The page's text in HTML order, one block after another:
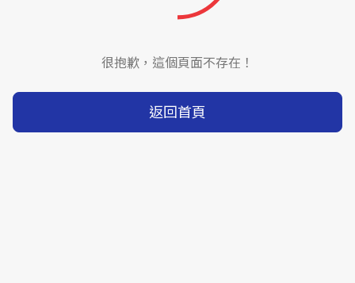
很抱歉，這個頁面不存在！
返回首頁